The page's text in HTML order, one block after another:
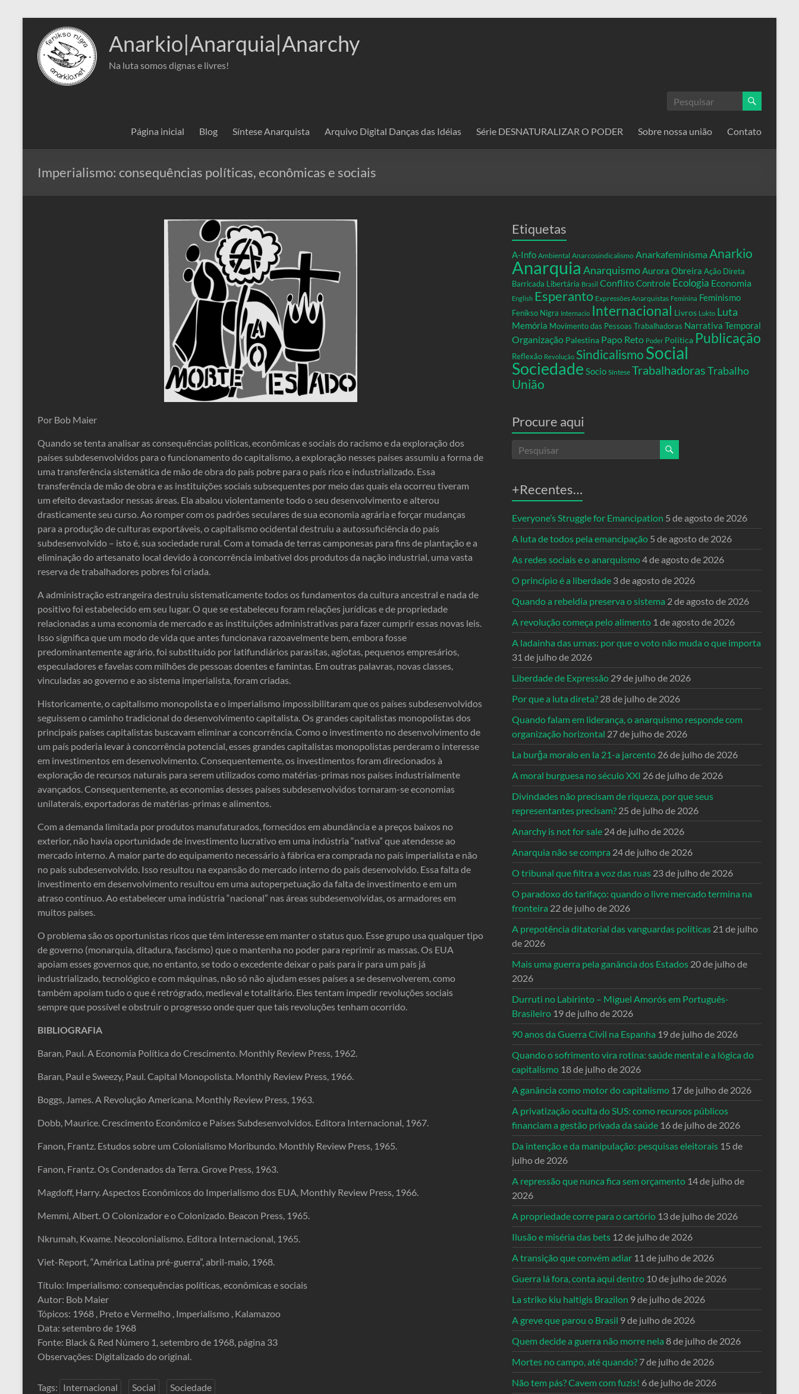
conteúdo
Anarkio|Anarquia|Anarchy
Na luta somos dignas e livres!
Página inicial Blog Síntese Anarquista Arquivo Digital Danças das Idéias Série DESNATURALIZAR O PODER Sobre nossa união Contato
Imperialismo: consequências políticas, econômicas e sociais
Por Bob Maier
Quando se tenta analisar as consequências políticas, econômicas e sociais do racismo e da exploração dos
países subdesenvolvidos para o funcionamento do capitalismo, a exploração nesses países assumiu a forma de
uma transferência sistemática de mão de obra do país pobre para o país rico e industrializado. Essa
transferência de mão de obra e as instituições sociais subsequentes por meio das quais ela ocorreu tiveram
um efeito devastador nessas áreas. Ela abalou violentamente todo o seu desenvolvimento e alterou
drasticamente seu curso. Ao romper com os padrões seculares de sua economia agrária e forçar mudanças
para a produção de culturas exportáveis, o capitalismo ocidental destruiu a autossuficiência do país
subdesenvolvido – isto é, sua sociedade rural. Com a tomada de terras camponesas para fins de plantação e a
eliminação do artesanato local devido à concorrência imbatível dos produtos da nação industrial, uma vasta
reserva de trabalhadores pobres foi criada.
A administração estrangeira destruiu sistematicamente todos os fundamentos da cultura ancestral e nada de
positivo foi estabelecido em seu lugar. O que se estabeleceu foram relações jurídicas e de propriedade
relacionadas a uma economia de mercado e as instituições administrativas para fazer cumprir essas novas leis.
Isso significa que um modo de vida que antes funcionava razoavelmente bem, embora fosse
predominantemente agrário, foi substituído por latifundiários parasitas, agiotas, pequenos empresários,
especuladores e favelas com milhões de pessoas doentes e famintas. Em outras palavras, novas classes,
vinculadas ao governo e ao sistema imperialista, foram criadas.
Historicamente, o capitalismo monopolista e o imperialismo impossibilitaram que os países subdesenvolvidos
seguissem o caminho tradicional do desenvolvimento capitalista. Os grandes capitalistas monopolistas dos
principais países capitalistas buscavam eliminar a concorrência. Como o investimento no desenvolvimento de
um país poderia levar à concorrência potencial, esses grandes capitalistas monopolistas perderam o interesse
em investimentos em desenvolvimento. Consequentemente, os investimentos foram direcionados à
exploração de recursos naturais para serem utilizados como matérias-primas nos países industrialmente
avançados. Consequentemente, as economias desses países subdesenvolvidos tornaram-se economias
unilaterais, exportadoras de matérias-primas e alimentos.
Com a demanda limitada por produtos manufaturados, fornecidos em abundância e a preços baixos no
exterior, não havia oportunidade de investimento lucrativo em uma indústria “nativa” que atendesse ao
mercado interno. A maior parte do equipamento necessário à fábrica era comprada no país imperialista e não
no país subdesenvolvido. Isso resultou na expansão do mercado interno do país desenvolvido. Essa falta de
investimento em desenvolvimento resultou em uma autoperpetuação da falta de investimento e em um
atraso contínuo. Ao estabelecer uma indústria “nacional” nas áreas subdesenvolvidas, os armadores em
muitos países.
O problema são os oportunistas ricos que têm interesse em manter o status quo. Esse grupo usa qualquer tipo
de governo (monarquia, ditadura, fascismo) que o mantenha no poder para reprimir as massas. Os EUA
apoiam esses governos que, no entanto, se todo o excedente deixar o país para ir para um país já
industrializado, tecnológico e com máquinas, não só não ajudam esses países a se desenvolverem, como
também apoiam tudo o que é retrógrado, medieval e totalitário. Eles tentam impedir revoluções sociais
sempre que possível e obstruir o progresso onde quer que tais revoluções tenham ocorrido.
BIBLIOGRAFIA
Baran, Paul. A Economia Política do Crescimento. Monthly Review Press, 1962.
Baran, Paul e Sweezy, Paul. Capital Monopolista. Monthly Review Press, 1966.
Boggs, James. A Revolução Americana. Monthly Review Press, 1963.
Dobb, Maurice. Crescimento Econômico e Países Subdesenvolvidos. Editora Internacional, 1967.
Fanon, Frantz. Estudos sobre um Colonialismo Moribundo. Monthly Review Press, 1965.
Fanon, Frantz. Os Condenados da Terra. Grove Press, 1963.
Magdoff, Harry. Aspectos Econômicos do Imperialismo dos EUA, Monthly Review Press, 1966.
Memmi, Albert. O Colonizador e o Colonizado. Beacon Press, 1965.
Nkrumah, Kwame. Neocolonialismo. Editora Internacional, 1965.
Viet-Report, “América Latina pré-guerra”, abril-maio, 1968.
Título: Imperialismo: consequências políticas, econômicas e sociais
Autor: Bob Maier
Tópicos: 1968 , Preto e Vermelho , Imperialismo , Kalamazoo
Data: setembro de 1968
Fonte: Black & Red Número 1, setembro de 1968, página 33
Observações: Digitalizado do original.
Tags: Internacional Social Sociedade
Etiquetas
A-Info Ambiental Anarcosindicalismo Anarkafeminisma Anarkio
Anarquia AnarquismoAurora Obreira Ação Direta
Barricada Libertária Brasil ConflitoControle Ecologia Economia
English Esperanto Expressões Anarquistas Feminina Feminismo
Fenikso Nigra Internacio Internacional Livros Lukto Luta
Memória Movimento das Pessoas Trabalhadoras Narrativa Temporal
Organização Palestina Papo Reto Poder Política Publicação
Reflexão Revolução Sindicalismo Social
Sociedade Socio Síntese TrabalhadorasTrabalho
União
Procure aqui
+Recentes…
Everyone’s Struggle for Emancipation 5 de agosto de 2026
A luta de todos pela emancipação 5 de agosto de 2026
As redes sociais e o anarquismo4 de agosto de 2026
O princípio é a liberdade 3 de agosto de 2026
Quando a rebeldia preserva o sistema 2 de agosto de 2026
A revolução começa pelo alimento 1 de agosto de 2026
A ladainha das urnas: por que o voto não muda o que importa
31 de julho de 2026
Liberdade de Expressão 29 de julho de 2026
Por que a luta direta? 28 de julho de 2026
Quando falam em liderança, o anarquismo responde com
organização horizontal 27 de julho de 2026
La burĝa moralo en la 21-a jarcento 26 de julho de 2026
A moral burguesa no século XXI 26 de julho de 2026
Divindades não precisam de riqueza, por que seus
representantes precisam? 25 de julho de 2026
Anarchy is not for sale 24 de julho de 2026
Anarquia não se compra 24 de julho de 2026
O tribunal que filtra a voz das ruas 23 de julho de 2026
O paradoxo do tarifaço: quando o livre mercado termina na
fronteira 22 de julho de 2026
A prepotência ditatorial das vanguardas políticas 21 de julho
de 2026
Mais uma guerra pela ganância dos Estados 20 de julho de
2026
Durruti no Labirinto – Miguel Amorós em Português-
Brasileiro 19 de julho de 2026
90 anos da Guerra Civil na Espanha 19 de julho de 2026
Quando o sofrimento vira rotina: saúde mental e a lógica do
capitalismo 18 de julho de 2026
A ganância como motor do capitalismo 17 de julho de 2026
A privatização oculta do SUS: como recursos públicos
financiam a gestão privada da saúde 16 de julho de 2026
Da intenção e da manipulação: pesquisas eleitorais 15 de
julho de 2026
A repressão que nunca fica sem orçamento 14 de julho de
2026
A propriedade corre para o cartório 13 de julho de 2026
Ilusão e miséria das bets 12 de julho de 2026
A transição que convém adiar 11 de julho de 2026
Guerra lá fora, conta aqui dentro 10 de julho de 2026
La striko kiu haltigis Brazilon 9 de julho de 2026
A greve que parou o Brasil 9 de julho de 2026
Quem decide a guerra não morre nela 8 de julho de 2026
Mortes no campo, até quando? 7 de julho de 2026
Não tem pás? Cavem com fuzis! 6 de julho de 2026